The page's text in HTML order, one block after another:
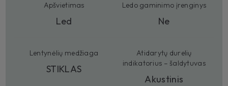
Apšvietimas
Led
Ledo gaminimo įrenginys
Ne
Lentynėlių medžiaga
STIKLAS
Atidarytų durelių
indikatorius – šaldytuvas
Akustinis